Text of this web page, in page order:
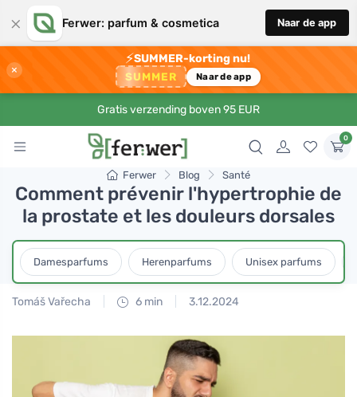
× Ferwer: parfum & cosmetica Naar de app
×
⚡SUMMER-korting nu!
SUMMER Naar de app
Gratis verzending boven 95 EUR
0
Ferwer Blog Santé
Comment prévenir l'hypertrophie de
la prostate et les douleurs dorsales
Damesparfums Herenparfums Unisex parfums
Tomáš Vařecha 6 min 3.12.2024